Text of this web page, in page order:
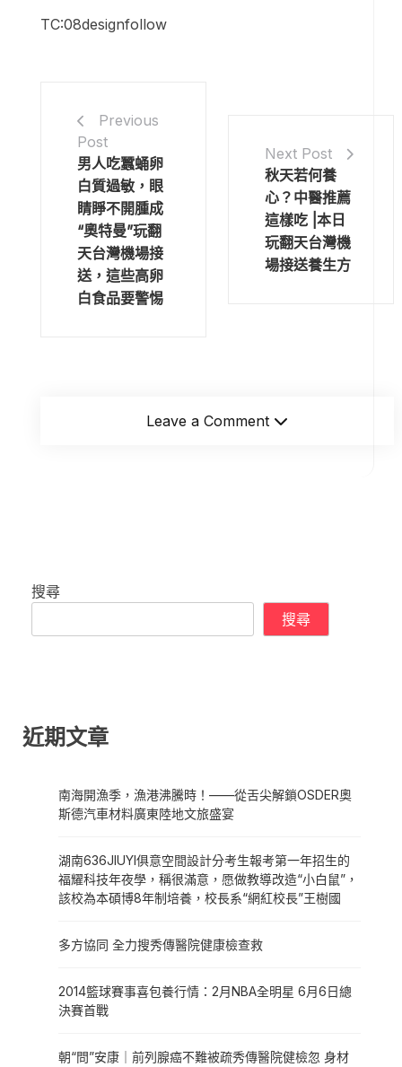
TC:08designfollow
Previous
Post
男人吃蠶蛹卵
白質過敏，眼
睛睜不開腫成
“奧特曼”玩翻
天台灣機場接
送，這些高卵
白食品要警惕
Next Post
秋天若何養
心？中醫推薦
這樣吃 |本日
玩翻天台灣機
場接送養生方
Leave a Comment
搜尋
搜尋
近期文章
南海開漁季，漁港沸騰時！——從舌尖解鎖OSDER奧
斯德汽車材料廣東陸地文旅盛宴
湖南636JIUYI俱意空間設計分考生報考第一年招生的
福耀科技年夜學，稱很滿意，愿做教導改造“小白鼠”，
該校為本碩博8年制培養，校長系“網紅校長”王樹國
多方協同 全力搜秀傳醫院健康檢查救
2014籃球賽事喜包養行情：2月NBA全明星 6月6日總
決賽首戰
朝“問”安康｜前列腺癌不難被疏秀傳醫院健檢忽 身材